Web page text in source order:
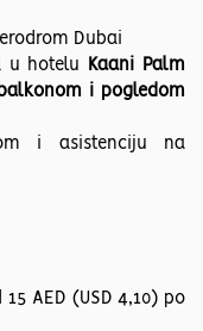
Dubai
u hotelu
Kaani Palm
i pogledom
i asistenciju na
AED (USD 4,10) po